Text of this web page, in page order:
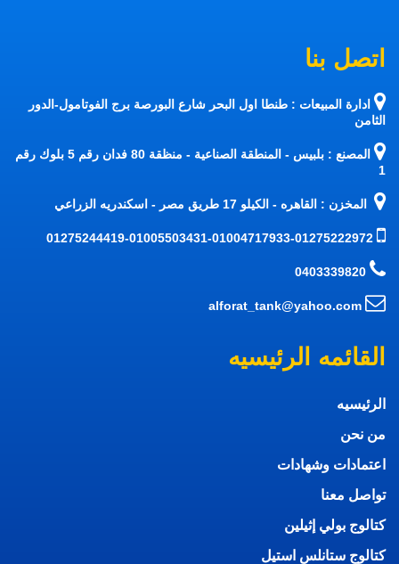
اتصل بنا
ادارة المبيعات : طنطا اول البحر شارع البورصة برج الفوتامول-الدور
الثامن
المصنع : بلبيس - المنطقة الصناعية - منظقة 80 فدان رقم 5 بلوك رقم
1
المخزن : القاهره - الكيلو 17 طريق مصر - اسكندريه الزراعي
01275244419-01005503431-01004717933-01275222972
0403339820
alforat_tank@yahoo.com
القائمه الرئيسيه
الرئيسيه
من نحن
اعتمادات وشهادات
تواصل معنا
كتالوج بولي إثيلين
كتالوج ستانلس استيل